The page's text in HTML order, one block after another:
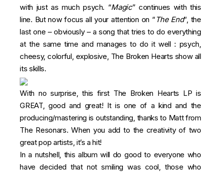
with just as much psych. “Magic” continues with this
line. But now focus all your attention on “ The End“, the
last one – obviously – a song that tries to do everything
at the same time and manages to do it well : psych,
cheesy, colorful, explosive, The Broken Hearts show all
its skills.
With no surprise, this first The Broken Hearts LP is
GREAT, good and great! It is one of a kind and the
producing/mastering is outstanding, thanks to Matt from
The Resonars. When you add to the creativity of two
great pop artists, it’s a hit!
In a nutshell, this album will do good to everyone who
have decided that not smiling was cool, those who